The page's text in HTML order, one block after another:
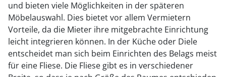
und bieten viele Möglichkeiten in der späteren
Möbelauswahl. Dies bietet vor allem Vermietern
Vorteile, da die Mieter ihre mitgebrachte Einrichtung
leicht integrieren können. In der Küche oder Diele
entscheidet man sich beim Einrichten des Belags meist
für eine Fliese. Die Fliese gibt es in verschiedener